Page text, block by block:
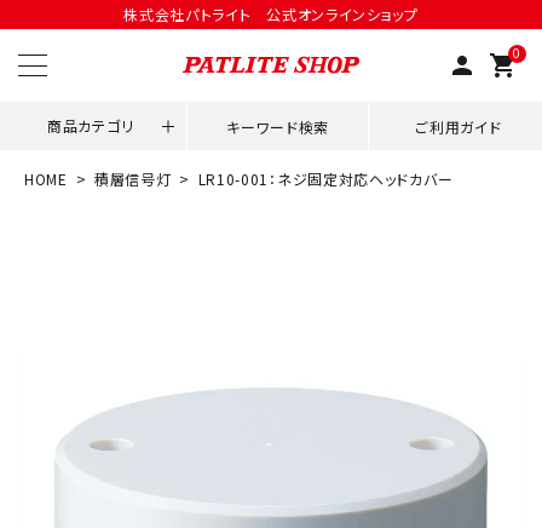
株式会社パトライト 公式オンラインショップ
person 0
shopping_cart
商品カテゴリ キーワード検索 ご利用ガイド
用途別改善アイデア
HOME 積層信号灯 LR10-001：ネジ固定対応ヘッドカバー